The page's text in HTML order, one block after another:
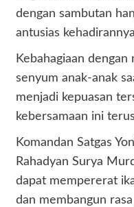
dengan sambutan
antusias
Kebahagiaan
senyum anak-anak
menjadi kepuasan
kebersamaan ini
Komandan Satgas
Rahadyan Surya
dapat mempererat
dan membangun